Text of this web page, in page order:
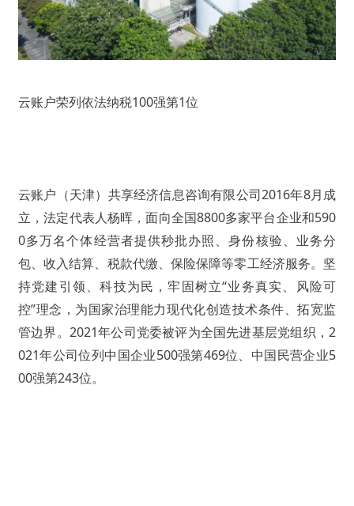
云账户荣列依法纳税100强第1位
云账户（天津）共享经济信息咨询有限公司2016年8月成
立，法定代表人杨晖，面向全国8800多家平台企业和590
0多万名个体经营者提供秒批办照、身份核验、业务分
包、收入结算、税款代缴、保险保障等零工经济服务。坚
持党建引领、科技为民，牢固树立“业务真实、风险可
控”理念，为国家治理能力现代化创造技术条件、拓宽监
管边界。2021年公司党委被评为全国先进基层党组织，2
021年公司位列中国企业500强第469位、中国民营企业5
00强第243位。